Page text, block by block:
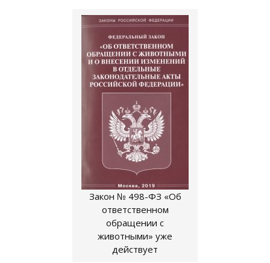
Закон № 498-ФЗ «Об
ответственном
обращении с
животными» уже
действует